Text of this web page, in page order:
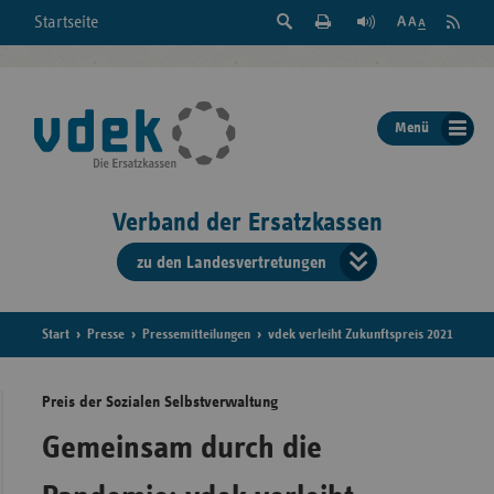
Startseite
Suche
der
Seite
Feed
Menü
Verband der Ersatzkassen
zu den Landesvertretungen
der
Start Presse Pressemitteilungen vdek verleiht Zukunftspreis 2021
Preis der Sozialen Selbstverwaltung
Gemeinsam durch die